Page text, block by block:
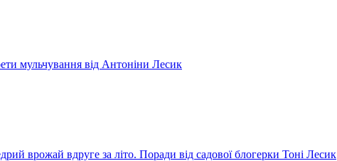
мульчування від Антоніни Лесик
врожай вдруге за літо. Поради від садової блогерки Тоні Лесик